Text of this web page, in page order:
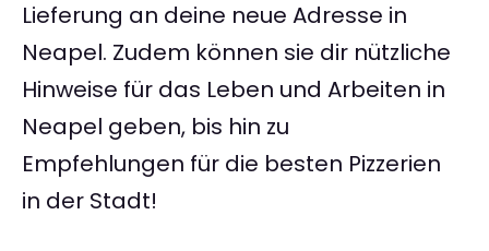
Lieferung an deine neue Adresse in
Neapel. Zudem können sie dir nützliche
Hinweise für das Leben und Arbeiten in
Neapel geben, bis hin zu
Empfehlungen für die besten Pizzerien
in der Stadt!